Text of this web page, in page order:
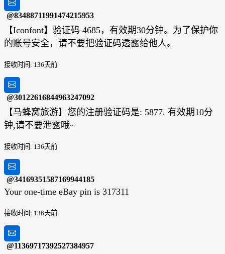
@83488711991474215953
【Iconfont】验证码 4685，有效期30分钟。为了保护你
的账号安全，请不要把验证码透露给他人。
接收时间: 136天前
@30122616844963247092
【马蜂窝旅游】您的注册验证码是: 5877. 有效期10分
钟,请不要泄露哦~
接收时间: 136天前
@34169351587169944185
Your one-time eBay pin is 317311
接收时间: 136天前
@11369717392527384957